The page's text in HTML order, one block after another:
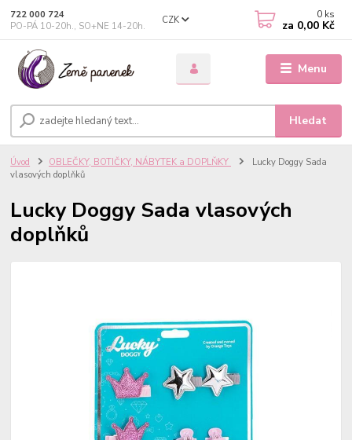
Menu
CZK
Hledat
722 000 724
PO-PÁ 10-20h., SO+NE 14-20h.
0 ks
za 0,00 Kč
Úvod OBLEČKY, BOTIČKY, NÁBYTEK a DOPLŇKY
Lucky Doggy Sada
vlasových doplňků
Lucky Doggy Sada vlasových
doplňků